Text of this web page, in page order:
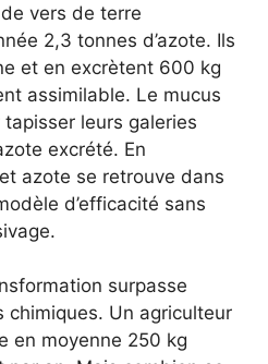
vers de terre
2,3 tonnes d’azote. Ils
et en excrètent 600 kg
assimilable. Le mucus
tapisser leurs galeries
excrété. En
azote se retrouve dans
d’efficacité sans
surpasse
chimiques. Un agriculteur
en moyenne 250 kg